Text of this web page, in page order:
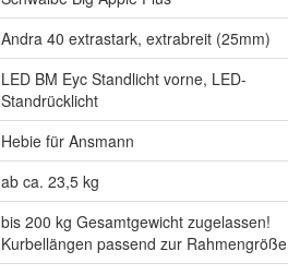
Andra 40 extrastark, extrabreit (25mm)
LED BM Eyc Standlicht vorne, LED-
Standrücklicht
Hebie für Ansmann
ab ca. 23,5 kg
bis 200 kg Gesamtgewicht zugelassen!
Kurbellängen passend zur Rahmengröße